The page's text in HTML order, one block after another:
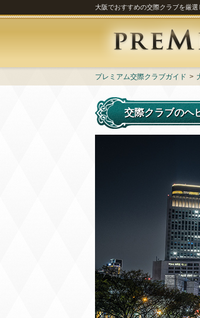
大阪でおすすめの交際クラブを厳選
プレミアム交際クラブガイド
交際クラブのヘ